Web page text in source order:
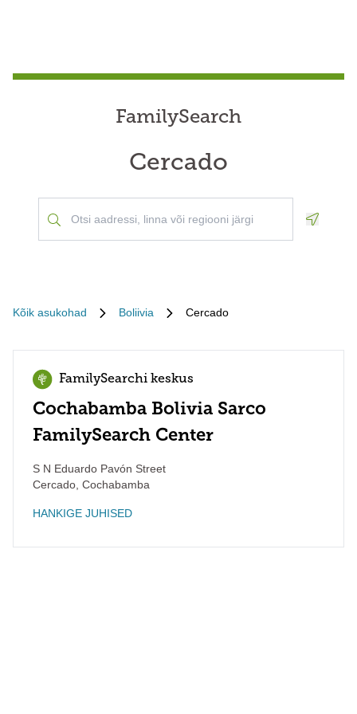
FamilySearch
Cercado
Kõik asukohad Boliivia Cercado
FamilySearchi keskus
Cochabamba Bolivia Sarco
FamilySearch Center
S N Eduardo Pavón Street
Cercado Cochabamba
HANKIGE JUHISED